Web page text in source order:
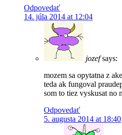
Odpovedať
14. júla 2014 at 12:04
jozef says:
mozem sa opytatna z
teda ak fungoval
som to tiez vyskusat no
Odpovedať
5. augusta 2014 at 18:40